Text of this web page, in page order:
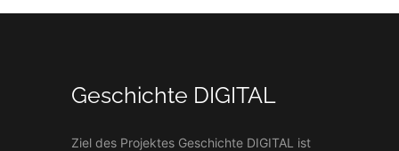
Geschichte DIGITAL
Ziel des Projektes Geschichte DIGITAL ist